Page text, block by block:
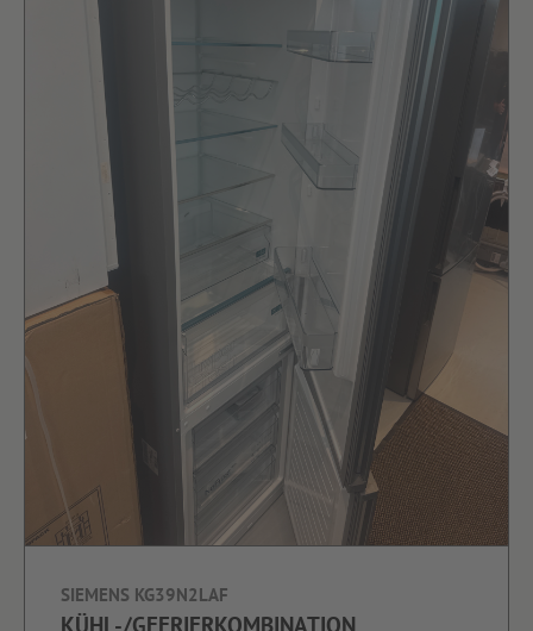
SIEMENS KG39N2LAF
KÜHL-/GEFRIERKOMBINATION